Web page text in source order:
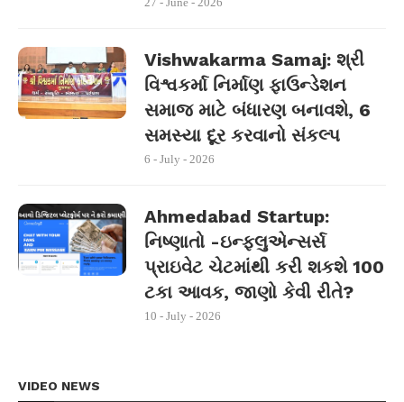
Vishwakarma Samaj: શ્રી
વિશ્વકર્મા નિર્માણ ફાઉન્ડેશન
સમાજ માટે બંધારણ બનાવશે, 6
સમસ્યા દૂર કરવાનો સંકલ્પ
6 - July - 2026
Ahmedabad Startup:
નિષ્ણાતો -ઇન્ફ્લુએન્સર્સ
પ્રાઇવેટ ચેટમાંથી કરી શકશે 100
ટકા આવક, જાણો કેવી રીતે?
10 - July - 2026
VIDEO NEWS